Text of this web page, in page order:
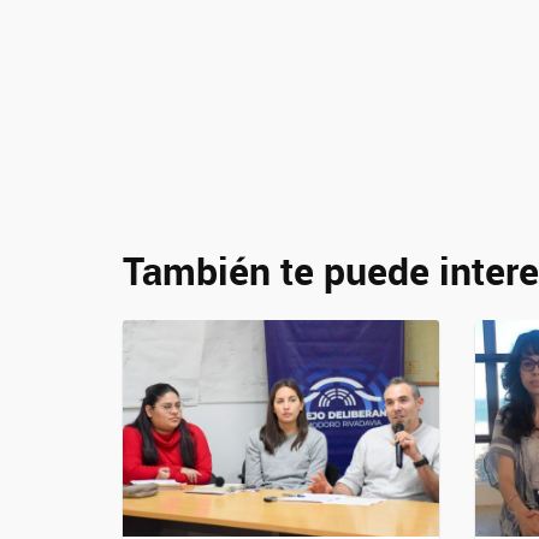
También te puede